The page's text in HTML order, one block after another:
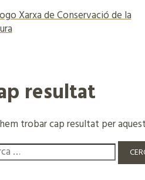
resultat
trobar cap resultat per